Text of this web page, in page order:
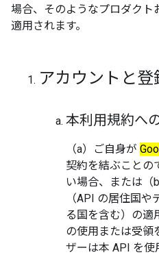
場合、そのようなプロダクト
適用されます。
アカウントと登
本利用規約へ
（a）ご自身が
契約を結ぶことの
い場合、または（
（API の居住国
る国を含む）の適
の使用または受領
ザーは本 API を使